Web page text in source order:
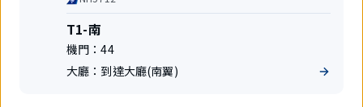
司
碼
共
享
航
班
航
站
樓
T1-南
機門：44
大廳： 到達大廳(南翼)